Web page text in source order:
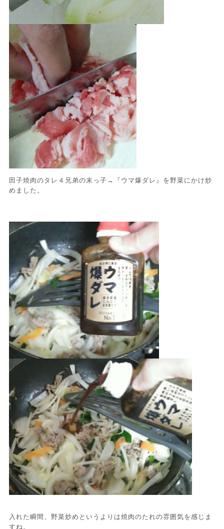
田子焼肉のタレ４兄弟の末っ子→『ウマ爆ダレ』を野菜にかけ炒
めました。
入れた瞬間、野菜炒めというよりは焼肉のたれの雰囲気を感じま
すね。